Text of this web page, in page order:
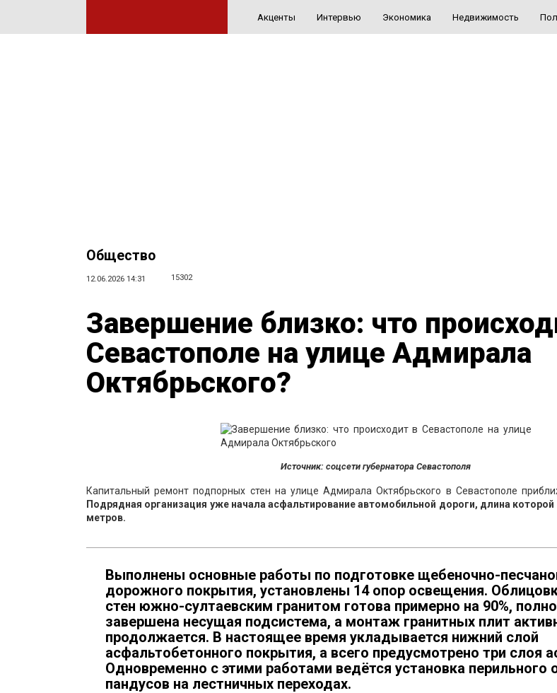
Акценты Интервью Экономика Недвижимость
Общество
12.06.2026 14:31 15302
Завершение близко: что
Севастополе на улице Адмирала
Октябрьского?
Источник: соцсети губернатора Севастополя
Капитальный ремонт подпорных стен на улице Адмирала Октябрьского в Севастополе
Подрядная организация уже начала асфальтирование автомобильной дороги, длина которой
метров.
Выполнены основные работы по подготовке щебеночно-
дорожного покрытия, установлены 14 опор освещения.
стен южно-султаевским гранитом готова примерно на 90%,
завершена несущая подсистема, а монтаж гранитных плит
продолжается. В настоящее время укладывается нижний слой
асфальтобетонного покрытия, а всего предусмотрено три слоя
Одновременно с этими работами ведётся установка перильного
пандусов на лестничных переходах.